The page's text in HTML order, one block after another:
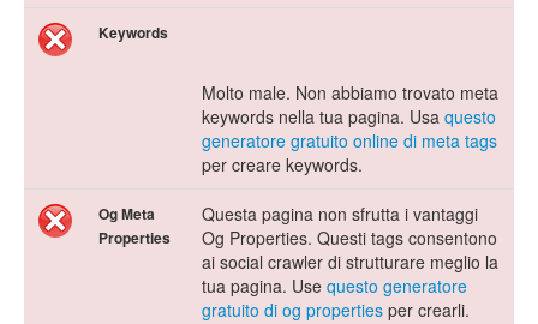
Keywords
Molto male. Non abbiamo trovato meta
keywords nella tua pagina. Usa questo
generatore gratuito online di meta tags
per creare keywords.
Og Meta
Properties
Questa pagina non sfrutta i vantaggi
Og Properties. Questi tags consentono
ai social crawler di strutturare meglio la
tua pagina. Use questo generatore
gratuito di og properties per crearli.